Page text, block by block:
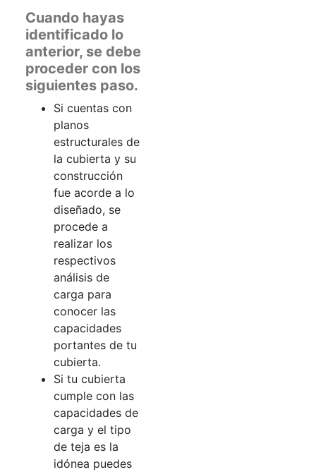
Cuando hayas
identificado lo
anterior, se debe
proceder con los
siguientes paso.
Si cuentas con
planos
estructurales de
la cubierta y su
construcción
fue acorde a lo
diseñado, se
procede a
realizar los
respectivos
análisis de
carga para
conocer las
capacidades
portantes de tu
cubierta.
Si tu cubierta
cumple con las
capacidades de
carga y el tipo
de teja es la
idónea puedes